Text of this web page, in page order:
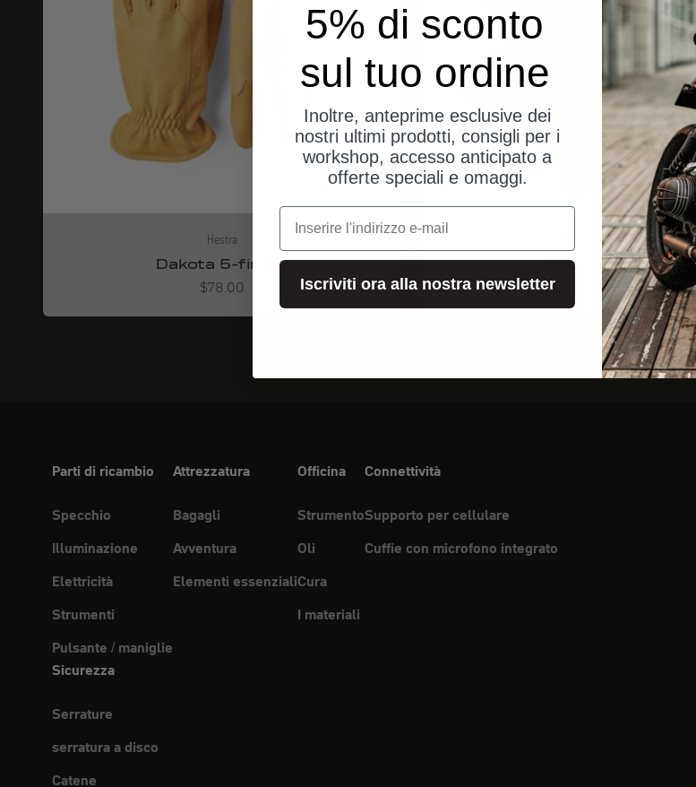
Hestra
Dakota 5-finger
Angebot
$78.00
Hestra
Oden Nubuck
Angebot
$89.00
Parti di ricambio
Specchio
Illuminazione
Elettricità
Strumenti
Pulsante / maniglie
Attrezzatura
Bagagli
Avventura
Elementi essenziali
Officina
Strumento
Oli
Cura
I materiali
Connettività
Supporto per cellulare
Cuffie con microfono integrato
Sicurezza
Serrature
serratura a disco
Catene
5% di sconto
sul tuo ordine
Inoltre, anteprime esclusive dei
nostri ultimi prodotti, consigli per i
workshop, accesso anticipato a
offerte speciali e omaggi.
e-mail
Iscriviti ora alla nostra newsletter